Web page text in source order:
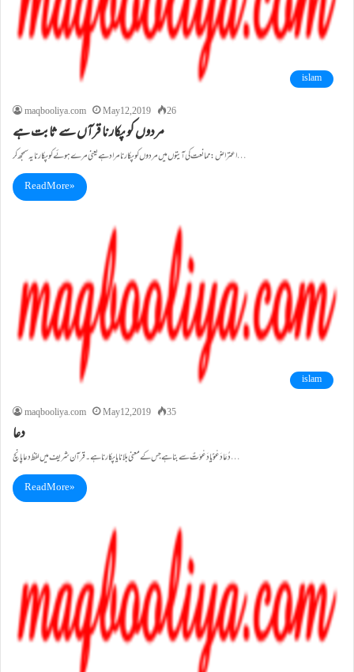
islam
maqbooliya.com
May 12, 2019 26
مردوں کو پکارنا قرآں سے ثابت ہے
اعتراض: ممانعت کی آیتو ں میں مردو ں کو پکارنا مراد ہے یعنی مرے ہوئے کو پکارنا یہ سمجھ کر…
Read More »
islam
maqbooliya.com
May 12, 2019 35
دعا
دُعَا دَعْوٌ یادَعْوَتٌ سے بناہے جس کے معنی بلانا یا پکارنا ہے ۔قرآن شریف میں لفظ دعا پانچ…
Read More »